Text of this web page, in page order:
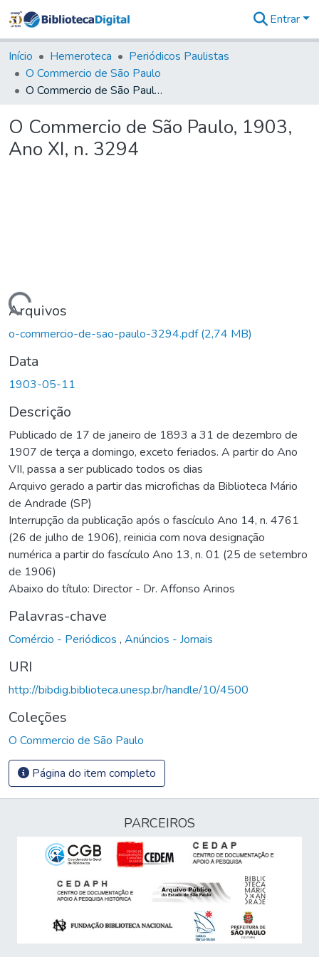
&
Coleções
Tudo na
Biblioteca
Estatísticas
Entrar
Início Hemeroteca
Periódicos Paulistas
O Commercio de São Paulo
O Commercio de São Paulo, 1903, Ano XI, n. 3294
O Commercio de São Paulo, 1903,
Ano XI, n. 3294
Carregando...
Arquivos
o-commercio-de-sao-paulo-3294.pdf(2,74 MB)
Data
1903-05-11
Descrição
Publicado de 17 de janeiro de 1893 a 31 de dezembro de
1907 de terça a domingo, exceto feriados. A partir do Ano
VII, passa a ser publicado todos os dias
Arquivo gerado a partir das microfichas da Biblioteca Mário
de Andrade (SP)
Interrupção da publicação após o fascículo Ano 14, n. 4761
(26 de julho de 1906), reinicia com nova designação
numérica a partir do fascículo Ano 13, n. 01 (25 de setembro
de 1906)
Abaixo do título: Director - Dr. Affonso Arinos
Palavras-chave
Comércio - Periódicos , Anúncios - Jornais
URI
http://bibdig.biblioteca.unesp.br/handle/10/4500
Coleções
O Commercio de São Paulo
Página do item completo
PARCEIROS